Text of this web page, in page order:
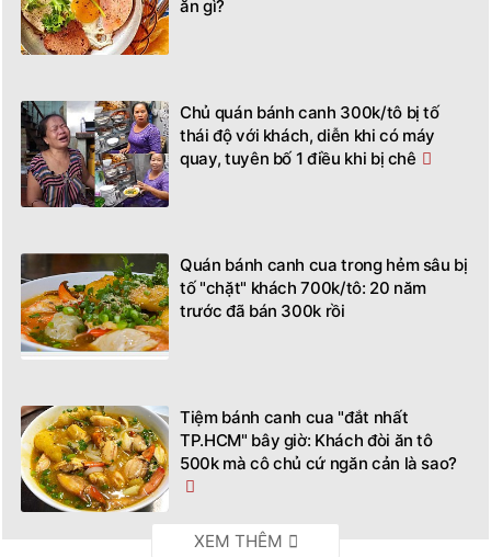
ăn gì?
Chủ quán bánh canh 300k/tô bị tố
thái độ với khách, diễn khi có máy
quay, tuyên bố 1 điều khi bị chê
Quán bánh canh cua trong hẻm sâu bị
tố "chặt" khách 700k/tô: 20 năm
trước đã bán 300k rồi
Tiệm bánh canh cua "đắt nhất
TP.HCM" bây giờ: Khách đòi ăn tô
500k mà cô chủ cứ ngăn cản là sao?